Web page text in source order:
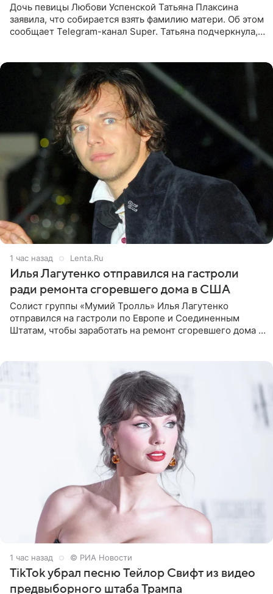
Дочь певицы Любови Успенской Татьяна Плаксина
заявила, что собирается взять фамилию матери. Об этом
сообщает Telegram-канал Super. Татьяна подчеркнула,
1 час назад Lenta.Ru
Илья Лагутенко отправился на гастроли
ради ремонта сгоревшего дома в США
Солист группы «Мумий Тролль» Илья Лагутенко
отправился на гастроли по Европе и Соединенным
Штатам, чтобы заработать на ремонт сгоревшего дома в
1 час назад © РИА Новости
TikTok убрал песню Тейлор Свифт из видео
предвыборного штаба Трампа